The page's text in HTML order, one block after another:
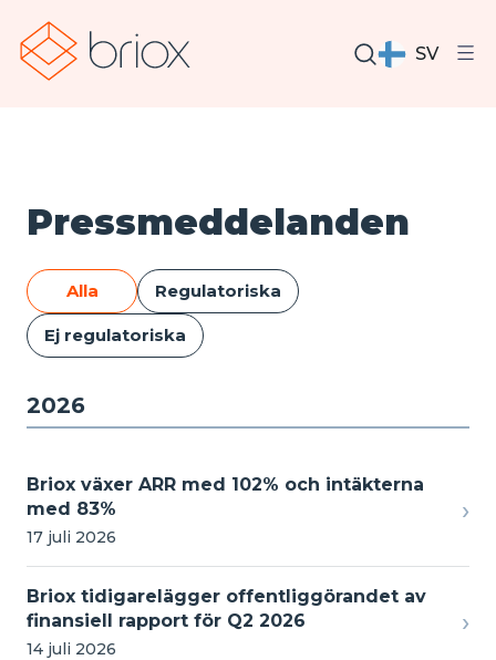
SV
Pressmeddelanden
Alla Regulatoriska
Ej regulatoriska
2026
Briox växer ARR med 102% och intäkterna
med 83%
17 juli 2026
›
Briox tidigarelägger offentliggörandet av
finansiell rapport för Q2 2026
14 juli 2026
›